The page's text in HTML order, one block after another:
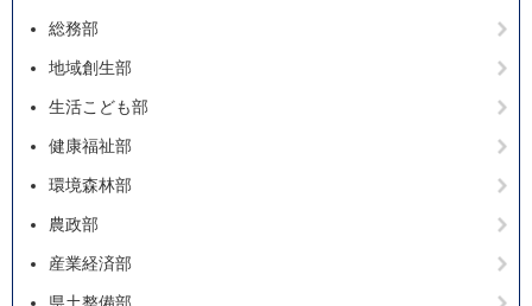
総務部
地域創生部
生活こども部
健康福祉部
環境森林部
農政部
産業経済部